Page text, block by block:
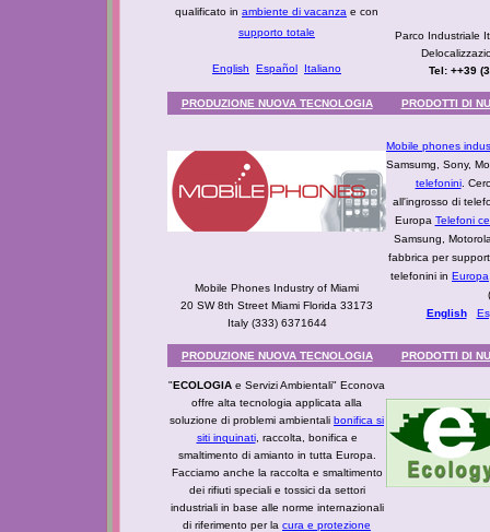
qualificato in ambiente di vacanza e con
supporto totale
English Español Italiano
Parco Industriale
Tel: ++39
PRODUZIONE NUOVA TECNOLOGIA PRODOTTI DI
Mobile phones
Samsumg, Sony,
telefonini.
all'ingrosso di
Europa Telefoni
Samsung,
fabbrica per
telefonini in Europa
English
Mobile Phones Industry of Miami
20 SW 8th Street Miami Florida 33173
Italy (333) 6371644
PRODUZIONE NUOVA TECNOLOGIA PRODOTTI DI
"ECOLOGIA e Servizi Ambientali" Econova
offre alta tecnologia applicata alla
soluzione di problemi ambientali bonifica si
siti inquinati, raccolta, bonifica e
smaltimento di amianto in tutta Europa.
Facciamo anche la raccolta e smaltimento
dei rifiuti speciali e tossici da settori
industriali in base alle norme internazionali
di riferimento per la cura e protezione